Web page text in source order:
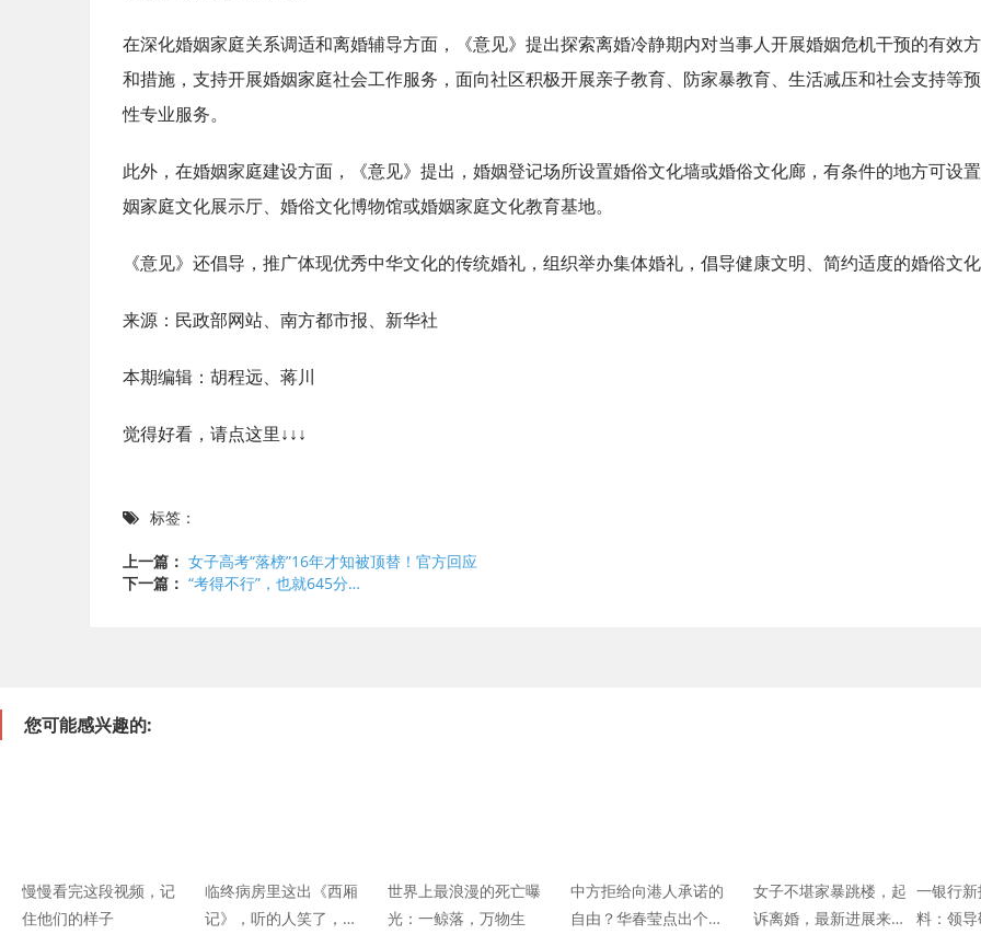
在深化婚姻家庭关系调适和离婚辅导方面，《意见》提出探索离婚冷静期内对当事人开展婚姻危机干预的有效
和措施，支持开展婚姻家庭社会工作服务，面向社区积极开展亲子教育、防家暴教育、生活减压和社会支持等
性专业服务。
此外，在婚姻家庭建设方面，《意见》提出，婚姻登记场所设置婚俗文化墙或婚俗文化廊，有条件的地方可设
姻家庭文化展示厅、婚俗文化博物馆或婚姻家庭文化教育基地。
《意见》还倡导，推广体现优秀中华文化的传统婚礼，组织举办集体婚礼，倡导健康文明、简约适度的婚俗文化
来源：民政部网站、南方都市报、新华社
本期编辑：胡程远、蒋川
觉得好看，请点这里↓↓↓
标签：
上一篇： 女子高考“落榜”16年才知被顶替！官方回应
下一篇： “考得不行”，也就645分…
您可能感兴趣的:
慢慢看完这段视频，记
住他们的样子
临终病房里这出《西厢
记》，听的人笑了，唱
世界上最浪漫的死亡曝
光：一鲸落，万物生
中方拒给向港人承诺的
自由？华春莹点出个问
女子不堪家暴跳楼，起
诉离婚，最新进展来
一银行
料：领导